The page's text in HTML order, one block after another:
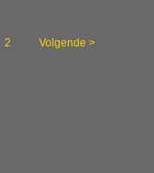
2 Volgende >